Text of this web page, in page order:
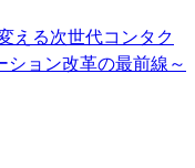
える次世代コンタク
ション改革の最前線～